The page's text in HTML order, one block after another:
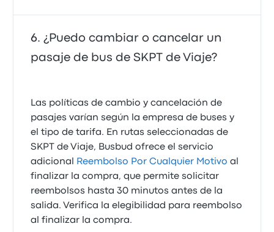
¿Puedo cambiar o cancelar un
pasaje de bus de SKPT de Viaje?
Las políticas de cambio y cancelación de
pasajes varían según la empresa de buses y
el tipo de tarifa. En rutas seleccionadas de
SKPT de Viaje, Busbud ofrece el servicio
adicional
Reembolso Por Cualquier Motivo al
finalizar la compra, que permite solicitar
reembolsos hasta 30 minutos antes de la
salida. Verifica la elegibilidad para reembolso
al finalizar la compra.